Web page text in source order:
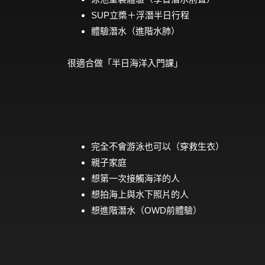
SUP立槳＋浮潛半日行程
體驗潛水（進階水肺）
很適合做「半日海洋入門課」
完全不會游泳也可以（穿救生衣）
親子家庭
想第一次接觸海洋的人
想拍海上與水下照片的人
想進階潛水（OWD前體驗）